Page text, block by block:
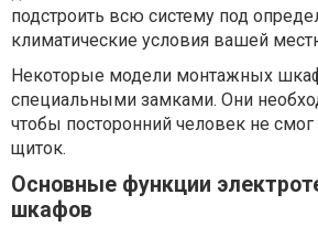
подстроить всю систему под
климатические условия вашей
Некоторые модели монтажных
специальными замками. Они
чтобы посторонний человек не
щиток.
Основные функции
шкафов